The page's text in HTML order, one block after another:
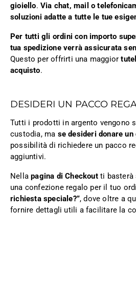
gioiello.Via chat, mail o
soluzioni adatte a tutte le tue
Per tutti gli ordini con importo
tua spedizione verrà assicurata
Questo per offrirti una maggior
acquisto.
DESIDERI UN PACCO
Tutti i prodotti in argento vengono
custodia, ma se desideri donare
possibilità di richiedere un pacco
aggiuntivi.
Nellapagina di Checkoutti basterà
una confezione regalo per il tuo
richiesta speciale?”, dove oltre a
fornire dettagli utili a facilitare la